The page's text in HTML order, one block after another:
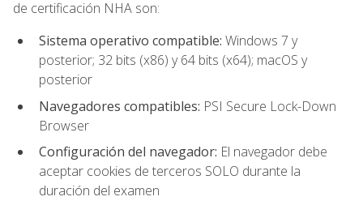
de certificación NHA son:
Sistema operativo compatible: Windows 7 y
posterior; 32 bits (x86) y 64 bits (x64); macOS y
posterior
Navegadores compatibles: PSI Secure Lock-Down
Browser
Configuración del navegador: El navegador debe
aceptar cookies de terceros SOLO durante la
duración del examen